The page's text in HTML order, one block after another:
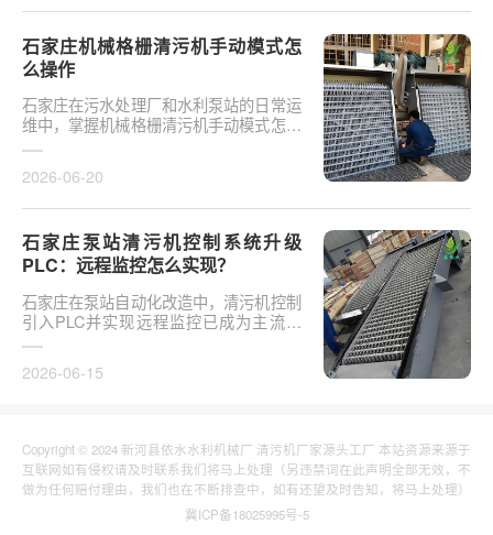
石家庄机械格栅清污机手动模式怎
么操作
石家庄在污水处理厂和水利泵站的日常运
维中，掌握机械格栅清污机手动模式怎么
操作是保障设备稳定运行的基础环节。以
2026-06-20
石家庄泵站清污机控制系统升级
PLC：远程监控怎么实现？
石家庄在泵站自动化改造中，清污机控制
引入PLC并实现远程监控已成为主流趋
势。传统清污机多采用继电器硬接线，无
2026-06-15
Copyright © 2024 新河县依水水利机械厂 清污机厂家源头工厂 本站资源来源于
互联网如有侵权请及时联系我们将马上处理（另违禁词在此声明全部无效，不
做为任何赔付理由，我们也在不断排查中，如有还望及时告知，将马上处理）
冀ICP备18025995号-5